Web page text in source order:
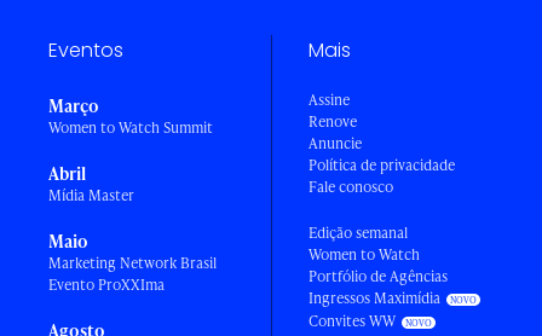
Eventos
Março
Women to Watch Summit
Abril
Mídia Master
Maio
Marketing Network Brasil
Evento ProXXIma
Agosto
Mais
Assine
Renove
Anuncie
Política de privacidade
Fale conosco
Edição semanal
Women to Watch
Portfólio de Agências
Ingressos Maximídia
Convites WW